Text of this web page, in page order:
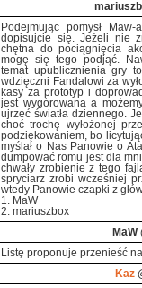
Podejmując pomysł
dopisujcie się. Jeżeli nie
chętna do pociągnięcia
mogę się tego podjąć.
temat upublicznienia gry
wdzięczni Fandalowi za
kasy za prototyp i
jest wygórowana a
ujrzeć światła dziennego.
choć trochę wyłożonej
podziękowaniem, bo
myślał o Nas Panowie o
dumpować romu jest dla
chwały zrobienie z tego
spryciarz zrobi wcześniej
wtedy Panowie czapki z
1. MaW
2. mariuszbox
MaW
Listę proponuje przenieść
Kaz